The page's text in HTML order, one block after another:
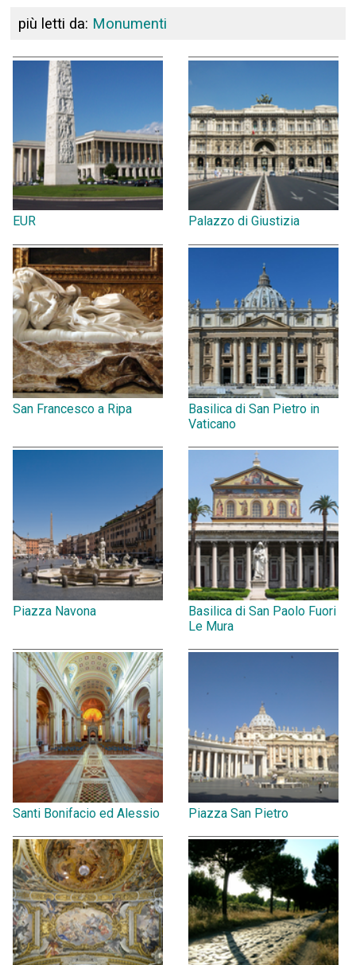
più letti da: Monumenti
EUR Palazzo di Giustizia
San Francesco a Ripa
Basilica di San Pietro in
Vaticano
Piazza Navona
Basilica di San Paolo Fuori
Le Mura
Santi Bonifacio ed Alessio Piazza San Pietro